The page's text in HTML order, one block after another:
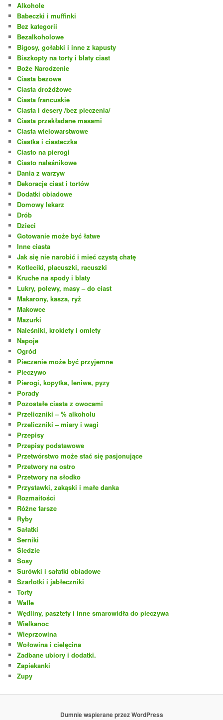
Alkohole
Babeczki i muffinki
Bez kategorii
Bezalkoholowe
Bigosy, gołabki i inne z kapusty
Biszkopty na torty i blaty ciast
Boże Narodzenie
Ciasta bezowe
Ciasta drożdżowe
Ciasta francuskie
Ciasta i desery /bez pieczenia/
Ciasta przekładane masami
Ciasta wielowarstwowe
Ciastka i ciasteczka
Ciasto na pierogi
Ciasto naleśnikowe
Dania z warzyw
Dekoracje ciast i tortów
Dodatki obiadowe
Domowy lekarz
Drób
Dzieci
Gotowanie może być łatwe
Inne ciasta
Jak się nie narobić i mieć czystą chatę
Kotleciki, placuszki, racuszki
Kruche na spody i blaty
Lukry, polewy, masy – do ciast
Makarony, kasza, ryż
Makowce
Mazurki
Naleśniki, krokiety i omlety
Napoje
Ogród
Pieczenie może być przyjemne
Pieczywo
Pierogi, kopytka, leniwe, pyzy
Porady
Pozostałe ciasta z owocami
Przeliczniki – % alkoholu
Przeliczniki – miary i wagi
Przepisy
Przepisy podstawowe
Przetwórstwo może stać się pasjonujące
Przetwory na ostro
Przetwory na słodko
Przystawki, zakąski i małe danka
Rozmaitości
Różne farsze
Ryby
Sałatki
Serniki
Śledzie
Sosy
Surówki i sałatki obiadowe
Szarlotki i jabłeczniki
Torty
Wafle
Wędliny, pasztety i inne smarowidła do pieczywa
Wielkanoc
Wieprzowina
Wołowina i cielęcina
Zadbane ubiory i dodatki.
Zapiekanki
Zupy
Dumnie wspierane przez WordPress